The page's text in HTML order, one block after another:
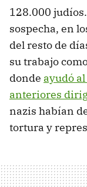
128.000
sospecha, en
del resto de
su trabajo
donde ayudó
anteriores
nazis habían
tortura y